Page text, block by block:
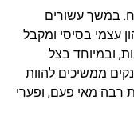
במשך עשורים
עצמי בסיסי ומקבל
ובמיוחד בצל
ממשיכים להוות
רבה מאי פעם, ופערי